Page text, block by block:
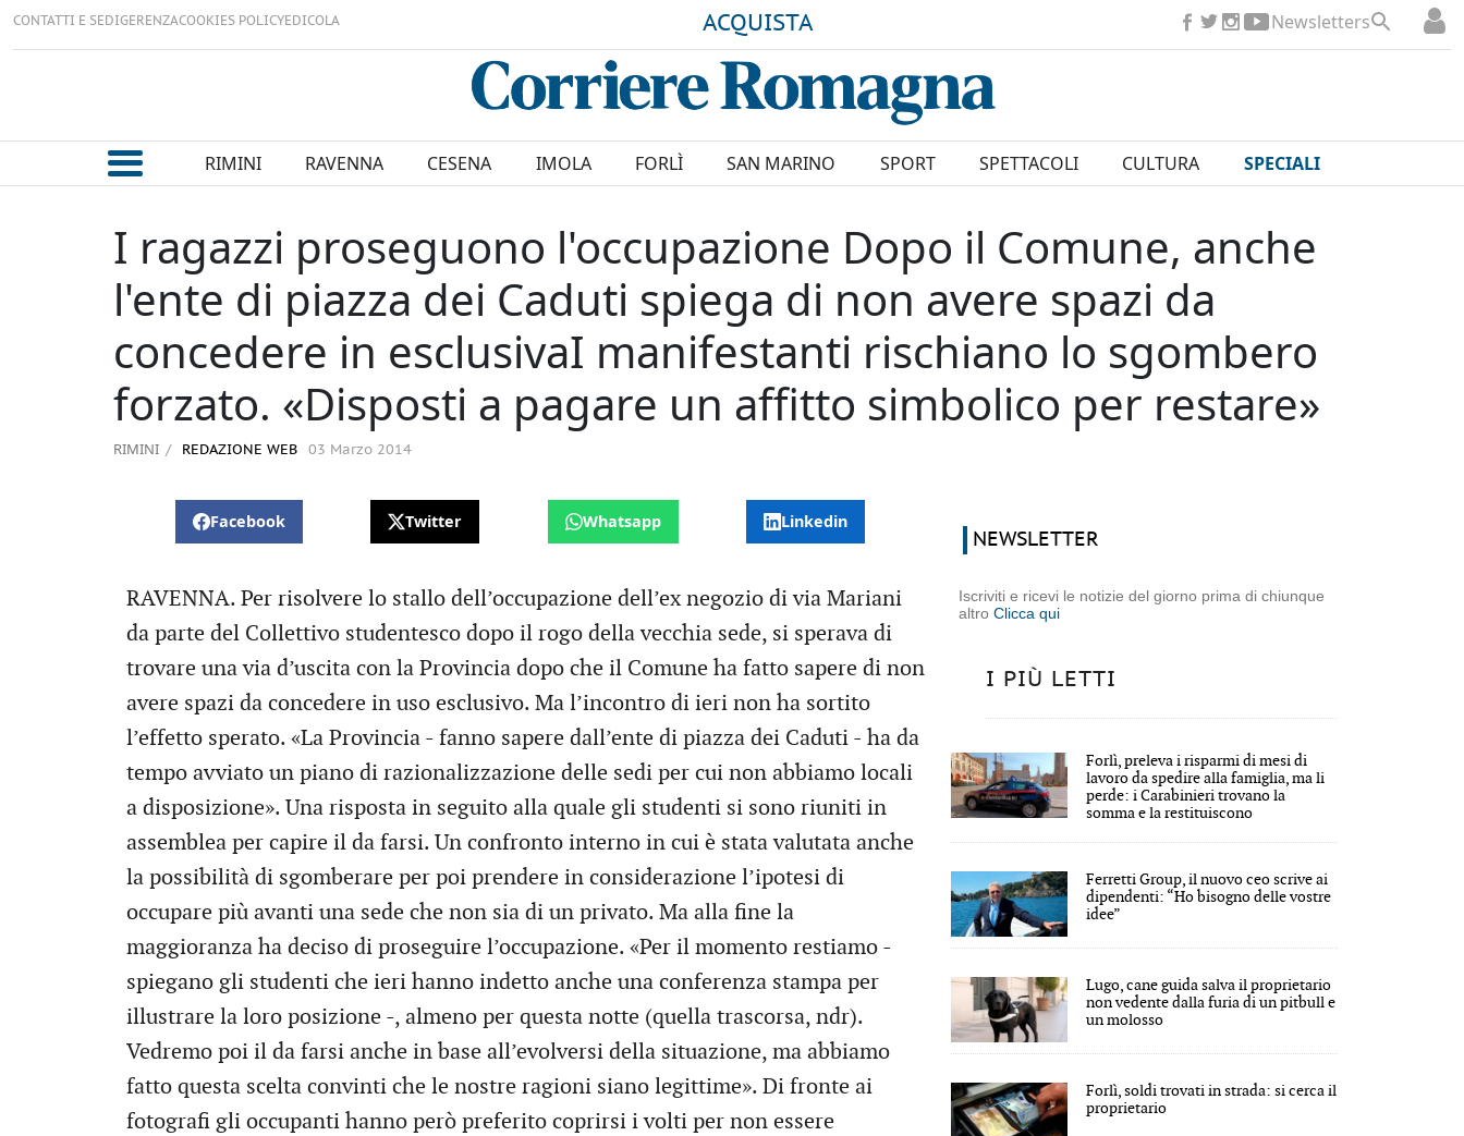
CONTATTI E SEDIGERENZACOOKIES POLICYEDICOLA ACQUISTA Newsletters
RIMINI RAVENNA CESENA IMOLA FORLÌ SAN MARINO SPORT SPETTACOLI CULTURA SPECIALI
I ragazzi proseguono l'occupazione Dopo il Comune, anche
l'ente di piazza dei Caduti spiega di non avere spazi da
concedere in esclusivaI manifestanti rischiano lo sgombero
forzato. «Disposti a pagare un affitto simbolico per restare»
RIMINI REDAZIONE WEB 03 Marzo 2014
Facebook Twitter Whatsapp Linkedin
RAVENNA. Per risolvere lo stallo dell’occupazione dell’ex negozio di via Mariani
da parte del Collettivo studentesco dopo il rogo della vecchia sede, si sperava di
trovare una via d’uscita con la Provincia dopo che il Comune ha fatto sapere di non
avere spazi da concedere in uso esclusivo. Ma l’incontro di ieri non ha sortito
l’effetto sperato. «La Provincia - fanno sapere dall’ente di piazza dei Caduti - ha da
tempo avviato un piano di razionalizzazione delle sedi per cui non abbiamo locali
a disposizione». Una risposta in seguito alla quale gli studenti si sono riuniti in
assemblea per capire il da farsi. Un confronto interno in cui è stata valutata anche
la possibilità di sgomberare per poi prendere in considerazione l’ipotesi di
occupare più avanti una sede che non sia di un privato. Ma alla fine la
maggioranza ha deciso di proseguire l’occupazione. «Per il momento restiamo -
spiegano gli studenti che ieri hanno indetto anche una conferenza stampa per
illustrare la loro posizione -, almeno per questa notte (quella trascorsa, ndr).
Vedremo poi il da farsi anche in base all’evolversi della situazione, ma abbiamo
fatto questa scelta convinti che le nostre ragioni siano legittime». Di fronte ai
fotografi gli occupanti hanno però preferito coprirsi i volti per non essere
NEWSLETTER
Iscriviti e ricevi le notizie del giorno prima di chiunque
altroClicca qui
I PIÙ LETTI
Forlì, preleva i risparmi di mesi di
lavoro da spedire alla famiglia, ma li
perde: i Carabinieri trovano la
somma e la restituiscono
Ferretti Group, il nuovo ceo scrive ai
dipendenti: “Ho bisogno delle vostre
idee”
Lugo, cane guida salva il proprietario
non vedente dalla furia di un pitbull e
un molosso
Forlì, soldi trovati in strada: si cerca il
proprietario